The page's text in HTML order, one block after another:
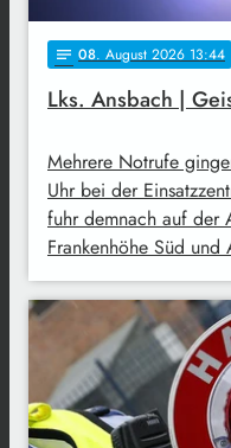
notes 08. August 2026 13:44
Lks. Ansbach |
Mehrere Notrufe
Uhr bei der
fuhr demnach auf der
Frankenhöhe Süd